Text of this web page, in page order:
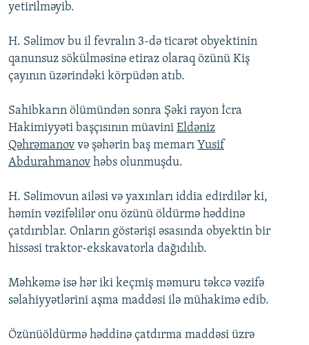
yetirilməyib.
H. Səlimov bu il fevralın 3-də ticarət obyektinin
qanunsuz sökülməsinə etiraz olaraq özünü Kiş
çayının üzərindəki körpüdən atıb.
Sahibkarın ölümündən sonra Şəki rayon İcra
Hakimiyyəti başçısının müavini Eldəniz
Qəhrəmanov və şəhərin baş memarı Yusif
Abdurahmanov həbs olunmuşdu.
H. Səlimovun ailəsi və yaxınları iddia edirdilər ki,
həmin vəzifəlilər onu özünü öldürmə həddinə
çatdırıblar. Onların göstərişi əsasında obyektin bir
hissəsi traktor-ekskavatorla dağıdılıb.
Məhkəmə isə hər iki keçmiş məmuru təkcə vəzifə
səlahiyyətlərini aşma maddəsi ilə mühakimə edib.
Özünüöldürmə həddinə çatdırma maddəsi üzrə